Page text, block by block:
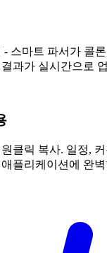
- 스마트 파서가 콜
과가 실시간으로
클릭 복사. 일정,
플리케이션에 완